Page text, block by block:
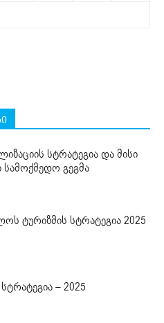
სტრატეგია და მისი
გეგმა
ტურიზმის სტრატეგია 2025
– 2025